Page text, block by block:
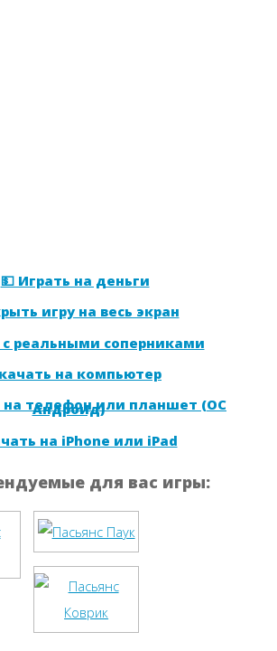
💵 Играть на деньги
игру на весь экран
с реальными соперниками
на компьютер
на телефон или планшет (ОС
Андроид)
на iPhone или iPad
для вас игры: